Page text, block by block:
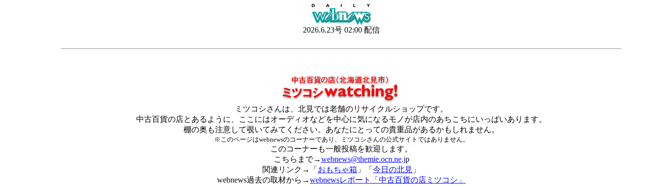
2026.6.23号 02:00 配信
ミツコシさんは、北見では老舗のリサイクルショップです。
中古百貨の店とあるように、ここにはオーディオなどを中心に気になるモノが店内のあちこちにいっぱいあります。
棚の奥も注意して覗いてみてください。あなたにとっての貴重品があるかもしれません。
※このページはwebnewsのコーナーであり、ミツコシさんの公式サイトではありません。
このコーナーも一般投稿を歓迎します。
こちらまで→webnews@themie.ocn.ne.jp
関連リンク→「 おもちゃ箱 」「 今日の北見 」
webnews過去の取材から→webnewsレポート「中古百貨の店ミツコシ」